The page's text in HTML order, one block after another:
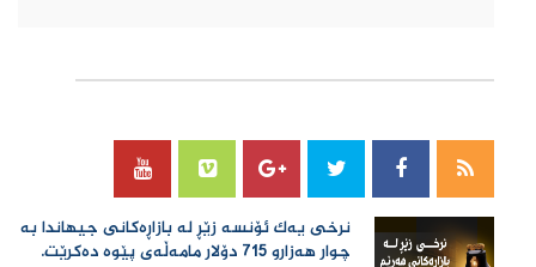
نرخی یەك ئۆنسە زێڕ لە بازاڕەكانی جیهاندا بە
چوار هەزارو 715 دۆلار مامەڵەی پێوە دەكرێت.